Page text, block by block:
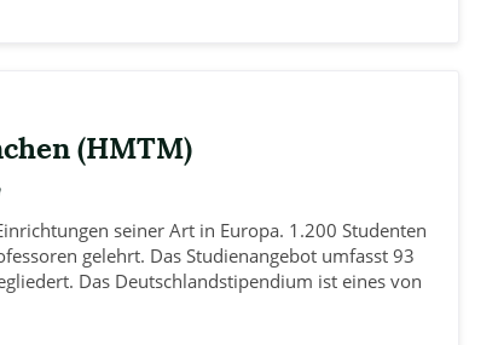
(HMTM)
seiner Art in Europa. 1.200 Studenten
gelehrt. Das Studienangebot umfasst 93
Das Deutschlandstipendium ist eines von